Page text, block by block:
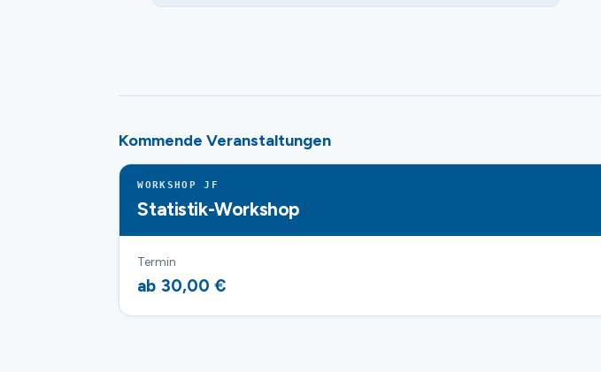
Kommende Veranstaltungen
WORKSHOP JF
Statistik-Workshop
Termin
ab 30,00 €